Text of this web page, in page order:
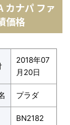
カナパ ファ
価格
2018年07
月20日
プラダ
BN2182